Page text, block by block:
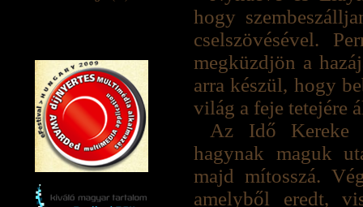
hogy
cselszövésével.
megküzdjön a
arra készül, hogy
világ a feje tetejére
Az Idő Kereke
hagynak maguk
majd mítosszá.
amelyből eredt,